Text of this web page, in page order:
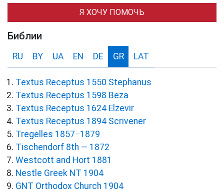
Я ХОЧУ ПОМОЧЬ
Библии
RU BY UA EN DE GR LAT
Textus Receptus 1550 Stephanus
Textus Receptus 1598 Beza
Textus Receptus 1624 Elzevir
Textus Receptus 1894 Scrivener
Tregelles 1857−1879
Tischendorf 8th — 1872
Westcott and Hort 1881
Nestle Greek NT 1904
GNT Orthodox Church 1904